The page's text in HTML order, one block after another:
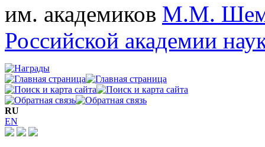
им. академиков М.М.
Российской академии
RU
EN